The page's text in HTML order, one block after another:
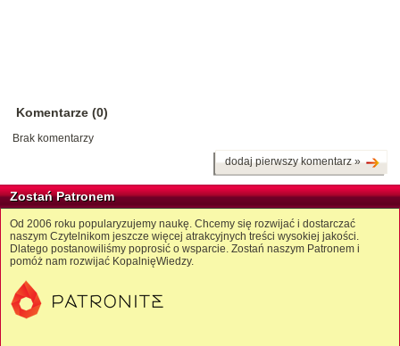
Komentarze (0)
Brak komentarzy
dodaj pierwszy komentarz »
Zostań Patronem
Od 2006 roku popularyzujemy naukę. Chcemy się rozwijać i dostarczać
naszym Czytelnikom jeszcze więcej atrakcyjnych treści wysokiej jakości.
Dlatego postanowiliśmy poprosić o wsparcie. Zostań naszym Patronem i
pomóż nam rozwijać KopalnięWiedzy.